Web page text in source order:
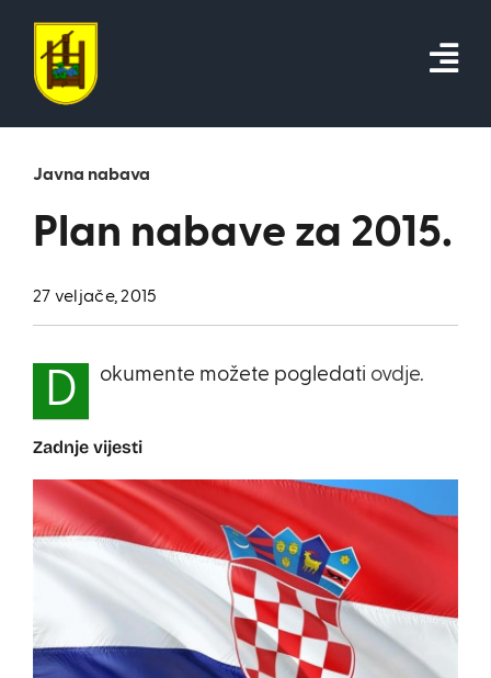
content
Javna nabava
Plan nabave za 2015.
27 veljače, 2015
D okumente možete pogledati ovdje.
Zadnje vijesti